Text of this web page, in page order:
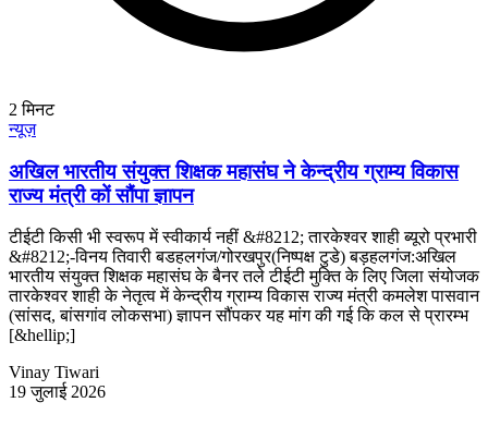
2 मिनट
न्यूज़
अखिल भारतीय संयुक्त शिक्षक महासंघ ने केन्द्रीय ग्राम्य विकास
राज्य मंत्री कों सौंपा ज्ञापन
टीईटी किसी भी स्वरूप में स्वीकार्य नहीं &#8212; तारकेश्वर शाही ब्यूरो प्रभारी
&#8212;-विनय तिवारी बडहलगंज/गोरखपुर(निष्पक्ष टुडे) बड़हलगंज:अखिल
भारतीय संयुक्त शिक्षक महासंघ के बैनर तले टीईटी मुक्ति के लिए जिला संयोजक
तारकेश्वर शाही के नेतृत्व में केन्द्रीय ग्राम्य विकास राज्य मंत्री कमलेश पासवान
(सांसद, बांसगांव लोकसभा) ज्ञापन सौंपकर यह मांग की गई कि कल से प्रारम्भ
[&hellip;]
Vinay Tiwari
19 जुलाई 2026